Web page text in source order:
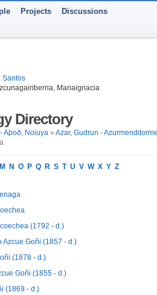
Projects Discussions
Santos
Mariaignacia
Directory
Aþoð, Noiuya » Azar, Gudrun -
M N O P Q R S T U V W X Y Z
(1792 - d.)
Azcue Goñi (1857 - d.)
(1878 - d.)
Goñi (1855 - d.)
(1869 - d.)